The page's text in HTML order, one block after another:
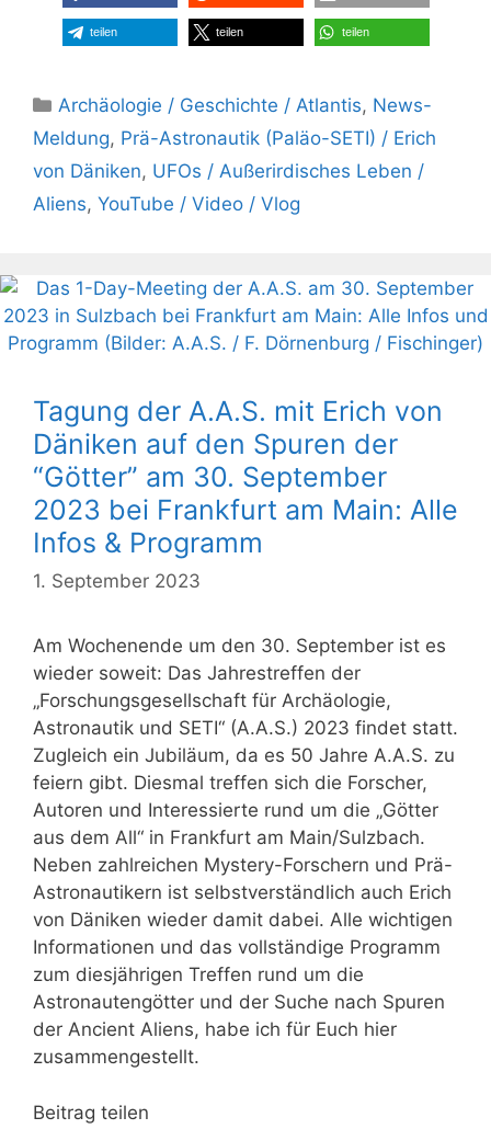
teilen teilen teilen
Kategorien
Archäologie / Geschichte / Atlantis, News-
Meldung, Prä-Astronautik (Paläo-SETI) / Erich
von Däniken, UFOs / Außerirdisches Leben /
Aliens, YouTube / Video / Vlog
Tagung der A.A.S. mit Erich von
Däniken auf den Spuren der
“Götter” am 30. September
2023 bei Frankfurt am Main: Alle
Infos & Programm
1. September 2023
Am Wochenende um den 30. September ist es
wieder soweit: Das Jahrestreffen der
„Forschungsgesellschaft für Archäologie,
Astronautik und SETI“ (A.A.S.) 2023 findet statt.
Zugleich ein Jubiläum, da es 50 Jahre A.A.S. zu
feiern gibt. Diesmal treffen sich die Forscher,
Autoren und Interessierte rund um die „Götter
aus dem All“ in Frankfurt am Main/Sulzbach.
Neben zahlreichen Mystery-Forschern und Prä-
Astronautikern ist selbstverständlich auch Erich
von Däniken wieder damit dabei. Alle wichtigen
Informationen und das vollständige Programm
zum diesjährigen Treffen rund um die
Astronautengötter und der Suche nach Spuren
der Ancient Aliens, habe ich für Euch hier
zusammengestellt.
Beitrag teilen